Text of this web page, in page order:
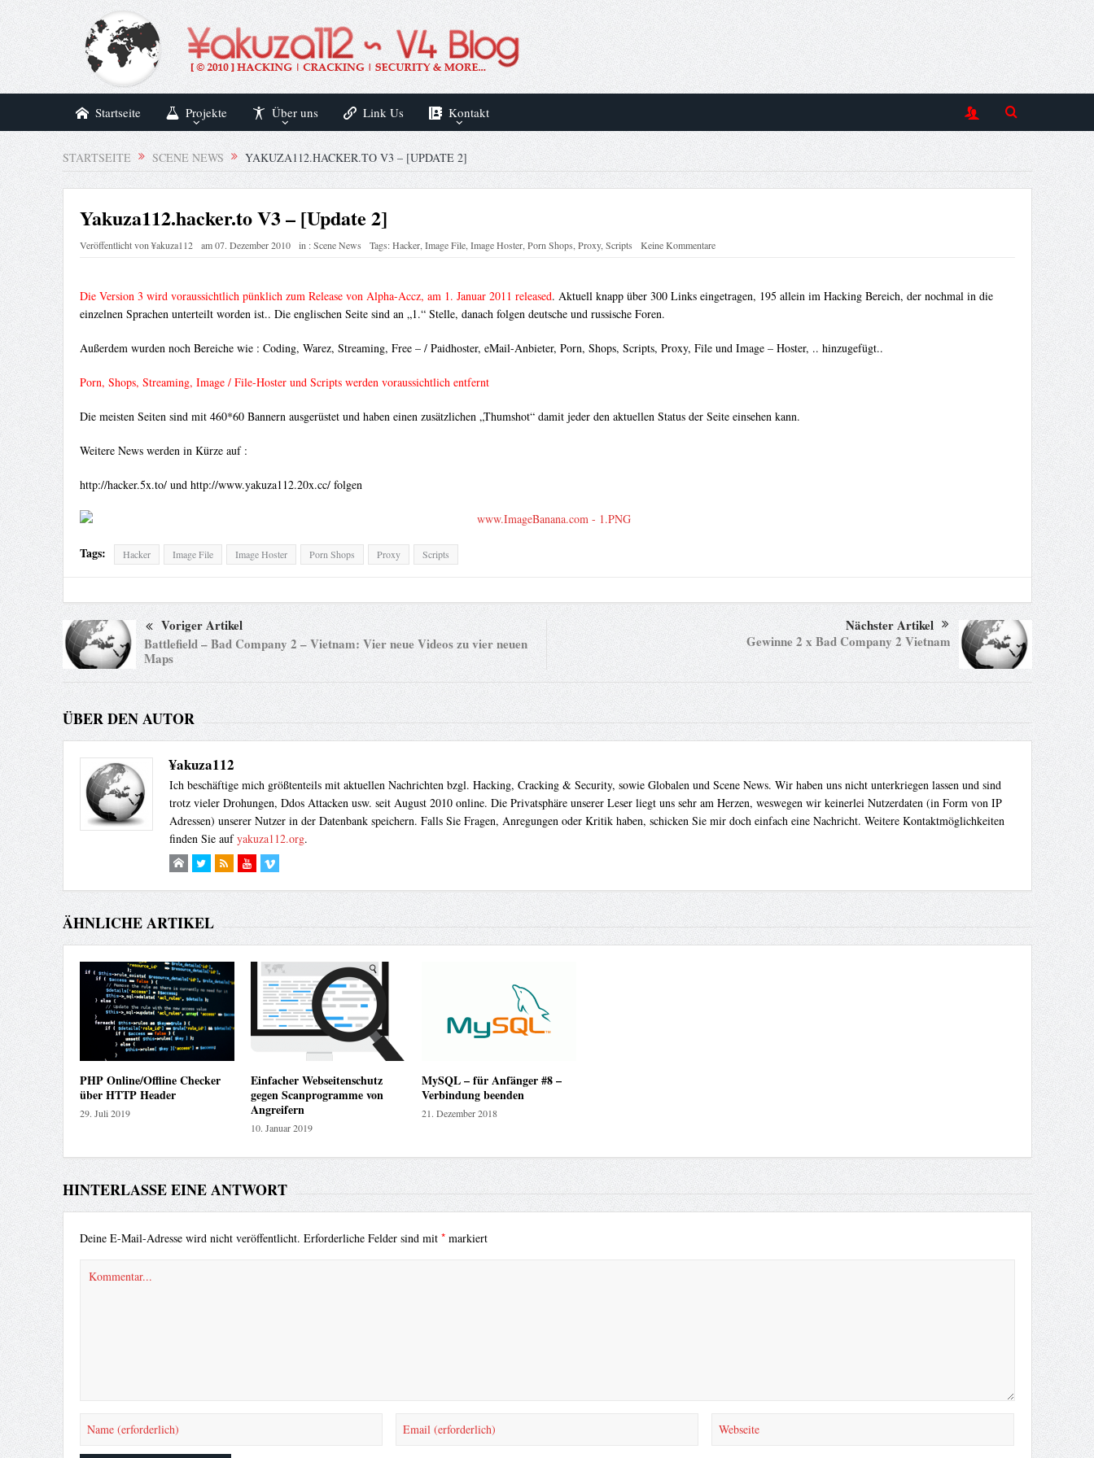
Startseite Projekte Über uns Link Us Kontakt
STARTSEITE SCENE NEWS YAKUZA112.HACKER.TO V3 – [UPDATE 2]
Yakuza112.hacker.to V3 – [Update 2]
Veröffentlicht von¥akuza112 am07. Dezember 2010 in :Scene News Tags:Hacker,Image File,Image Hoster,Porn Shops,Proxy,Scripts Keine Kommentare
Die Version 3 wird voraussichtlich pünklich zum Release von Alpha-Accz, am 1. Januar 2011 released. Aktuell knapp über 300 Links eingetragen, 195 allein im Hacking Bereich, der nochmal in die
einzelnen Sprachen unterteilt worden ist.. Die englischen Seite sind an „1.“ Stelle, danach folgen deutsche und russische Foren.
Außerdem wurden noch Bereiche wie : Coding, Warez, Streaming, Free – / Paidhoster, eMail-Anbieter, Porn, Shops, Scripts, Proxy, File und Image – Hoster, .. hinzugefügt..
Porn, Shops, Streaming, Image / File-Hoster und Scripts werden voraussichtlich entfernt
Die meisten Seiten sind mit 460*60 Bannern ausgerüstet und haben einen zusätzlichen „Thumshot“ damit jeder den aktuellen Status der Seite einsehen kann.
Weitere News werden in Kürze auf :
http://hacker.5x.to/ und http://www.yakuza112.20x.cc/folgen
Tags: Hacker Image File Image Hoster Porn Shops Proxy Scripts
Voriger Artikel
Battlefield – Bad Company 2 – Vietnam: Vier neue Videos zu vier neuen
Maps
Nächster Artikel
Gewinne 2 x Bad Company 2 Vietnam
ÜBER DEN AUTOR
¥akuza112
Ich beschäftige mich größtenteils mit aktuellen Nachrichten bzgl. Hacking, Cracking & Security, sowie Globalen und Scene News. Wir haben uns nicht unterkriegen lassen und sind
trotz vieler Drohungen, Ddos Attacken usw. seit August 2010 online. Die Privatsphäre unserer Leser liegt uns sehr am Herzen, weswegen wir keinerlei Nutzerdaten (in Form von IP
Adressen) unserer Nutzer in der Datenbank speichern. Falls Sie Fragen, Anregungen oder Kritik haben, schicken Sie mir doch einfach eine Nachricht. Weitere Kontaktmöglichkeiten
finden Sie aufyakuza112.org.
ÄHNLICHE ARTIKEL
PHP Online/Offline Checker
über HTTP Header
29. Juli 2019
Einfacher Webseitenschutz
gegen Scanprogramme von
Angreifern
10. Januar 2019
MySQL – für Anfänger #8 –
Verbindung beenden
21. Dezember 2018
HINTERLASSE EINE ANTWORT
Deine E-Mail-Adresse wird nicht veröffentlicht. Erforderliche Felder sind mit *markiert